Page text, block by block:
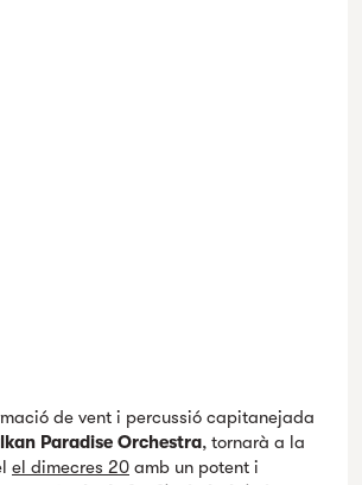
de vent i percussió capitanejada
Paradise Orchestra, tornarà a la
el dimecres 20 amb un potent i